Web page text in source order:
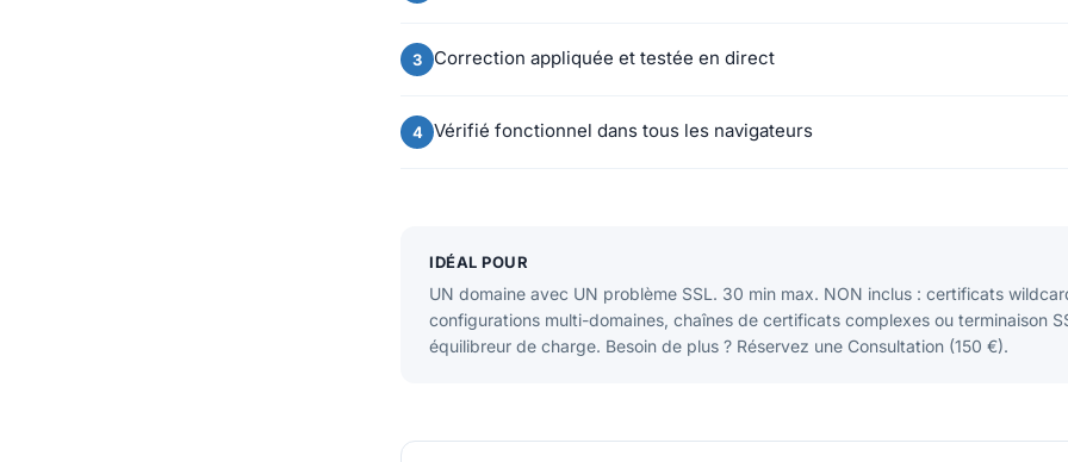
Correction appliquée et testée en direct
Vérifié fonctionnel dans tous les navigateurs
IDÉAL POUR
UN domaine avec UN problème SSL. 30 min max. NON inclus : certificats
configurations multi-domaines, chaînes de certificats complexes ou terminaison
équilibreur de charge. Besoin de plus ? Réservez une Consultation (150 €).